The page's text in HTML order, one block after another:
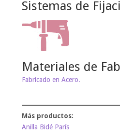
Sistemas de
Materiales de
Fabricado en Acero.
Anilla Bidé París